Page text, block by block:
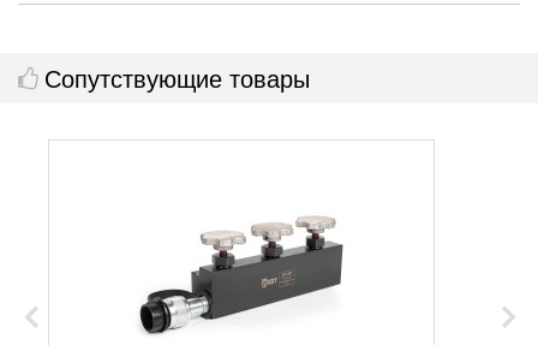
Сопутствующие товары